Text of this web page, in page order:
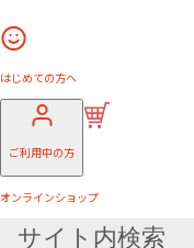
はじめての方へ
ご利用中の方
オンラインショップ